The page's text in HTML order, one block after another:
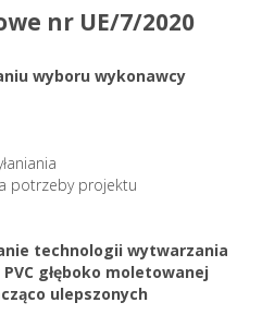
nr UE/7/2020
wyboru wykonawcy
potrzeby projektu
technologii wytwarzania
głęboko moletowanej
ulepszonych